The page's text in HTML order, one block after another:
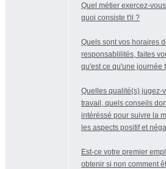
Quel métier exercez-
quoi consiste t'il ?
Quels sont vos horaires
responsablilités, faites
qu'est ce qu'une journée
Quelles qualité(s) jugez-
travail, quels conseils
intéréssé pour suivre la
les aspects positif et
Est-ce votre premier
obtenir si non comment